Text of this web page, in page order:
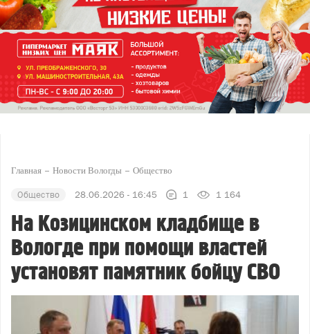
Главная Новости Вологды Общество
Общество 28.06.2026 - 16:45 1 1 164
На Козицинском кладбище в
Вологде при помощи властей
установят памятник бойцу СВО